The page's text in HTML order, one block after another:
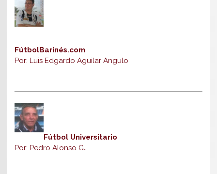
FútbolBarinés.com
Por: Luis Edgardo Aguilar Angulo
Fútbol Universitario
Por: Pedro Alonso G.